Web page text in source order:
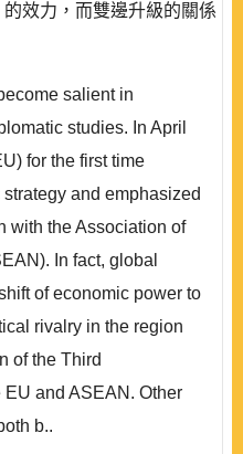
效力，而雙邊升級的關係
salient in
studies. In April
for the first time
and emphasized
with the Association of
In fact, global
of economic power to
rivalry in the region
of the Third
EU and ASEAN. Other
b..